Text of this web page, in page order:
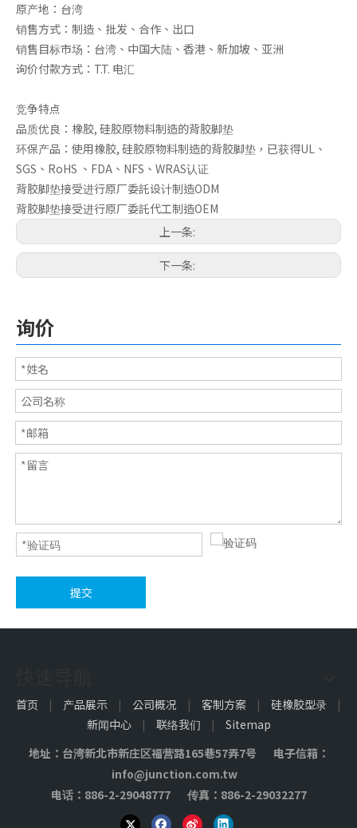
车用橡胶 3M自黏脚垫
原产地：台湾
销售方式：制造、批发、合作、出口
销售目标市场：台湾、中国大陆、香港、新加坡、亚洲
询价付款方式：T.T. 电汇
竞争特点
品质优良：橡胶, 硅胶原物料制造的背胶脚垫
环保产品：使用橡胶, 硅胶原物料制造的背胶脚垫，已获得UL、
SGS、RoHS 、FDA、NFS、WRAS认证
背胶脚垫接受进行原厂委託设计制造ODM
背胶脚垫接受进行原厂委託代工制造OEM
上一条:
下一条:
询价
提交
首页 | 产品展示 | 公司概况 | 客制方案 | 硅橡胶型录
|
新闻中心
| 联络我们 |
Sitemap
地址：台湾新北市新庄区福营路165巷57弄7号 电子信箱：
info@junction.com.tw
电话：886-2-29048777 传真：886-2-29032277